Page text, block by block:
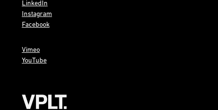
LinkedIn
Instagram
Facebook
Vimeo
YouTube